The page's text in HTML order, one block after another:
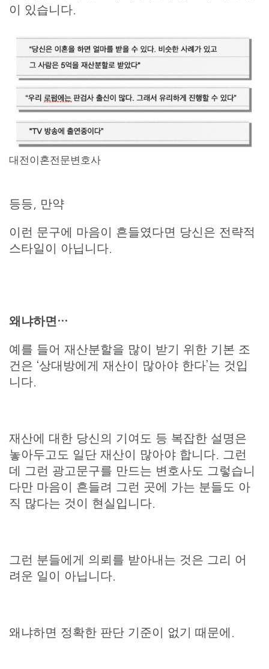
이 있습니다.
대전이혼전문변호사
등등, 만약
이런 문구에 마음이 흔들였다면 당신은 전략적
스타일이 아닙니다.
왜냐하면…
예를 들어 재산분할을 많이 받기 위한 기본 조
건은 ‘상대방에게 재산이 많아야 한다’는 것입
니다.
재산에 대한 당신의 기여도 등 복잡한 설명은
놓아두고도 일단 재산이 많아야 합니다. 그런
데 그런 광고문구를 만드는 변호사도 그렇습니
다만 마음이 흔들려 그런 곳에 가는 분들도 아
직 많다는 것이 현실입니다.
그런 분들에게 의뢰를 받아내는 것은 그리 어
려운 일이 아닙니다.
왜냐하면 정확한 판단 기준이 없기 때문에.